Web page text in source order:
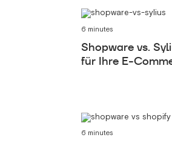
6 minutes
Shopware vs.
für Ihre E-
6 minutes